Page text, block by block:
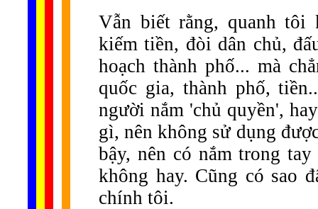
Vẫn biết rằng, quanh tôi
kiếm tiền, đòi dân chủ,
hoạch thành phố... mà
quốc gia, thành phố,
người nắm 'chủ quyền',
gì, nên không sử dụng
bậy, nên có nắm trong
không hay. Cũng có sao
chính tôi.